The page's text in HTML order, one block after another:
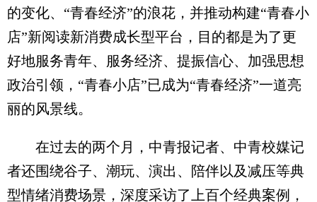
的变化、“青春经济”的浪花，并推动构建“青春小
店”新阅读新消费成长型平台，目的都是为了更
好地服务青年、服务经济、提振信心、加强思想
政治引领，“青春小店”已成为“青春经济”一道亮
丽的风景线。
在过去的两个月，中青报记者、中青校媒记
者还围绕谷子、潮玩、演出、陪伴以及减压等典
型情绪消费场景，深度采访了上百个经典案例，